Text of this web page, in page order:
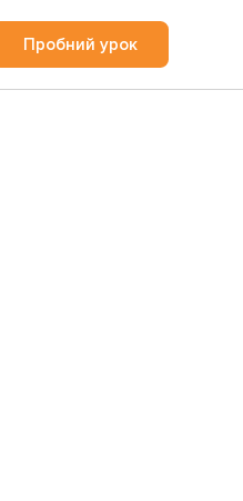
Пробний урок